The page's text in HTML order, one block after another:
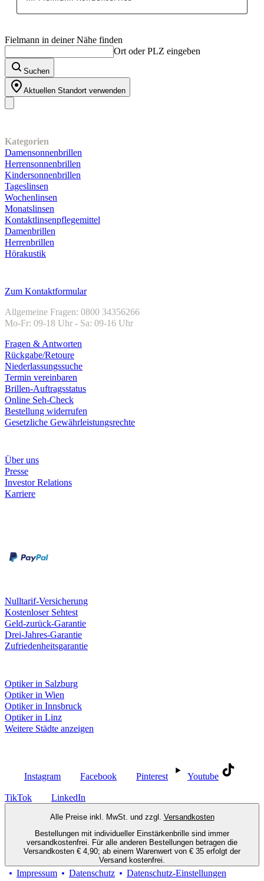
Fielmann in deiner Nähe finden
Ort oder PLZ eingeben
Suchen
Aktuellen Standort verwenden
Kategorien
Damensonnenbrillen
Herrensonnenbrillen
Kindersonnenbrillen
Tageslinsen
Wochenlinsen
Monatslinsen
Kontaktlinsenpflegemittel
Damenbrillen
Herrenbrillen
Hörakustik
Zum Kontaktformular
Allgemeine Fragen: 0800 34356266
Mo-Fr: 09-18 Uhr - Sa: 09-16 Uhr
Fragen & Antworten
Rückgabe/Retoure
Niederlassungssuche
Termin vereinbaren
Brillen-Auftragsstatus
Online Seh-Check
Bestellung widerrufen
Gesetzliche Gewährleistungsrechte
Über uns
Presse
Investor Relations
Karriere
Nulltarif-Versicherung
Kostenloser Sehtest
Geld-zurück-Garantie
Drei-Jahres-Garantie
Zufriedenheitsgarantie
Optiker in Salzburg
Optiker in Wien
Optiker in Innsbruck
Optiker in Linz
Weitere Städte anzeigen
Instagram Facebook Pinterest Youtube
TikTok LinkedIn
Alle Preise inkl. MwSt. und zzgl. Versandkosten
Bestellungen mit individueller Einstärkenbrille sind immer
versandkostenfrei. Für alle anderen Bestellungen betragen die
Versandkosten € 4,90; ab einem Warenwert von € 35 erfolgt der
Versand kostenfrei.
Impressum Datenschutz
Datenschutz-Einstellungen